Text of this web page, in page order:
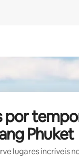
por
Phuket
lugares incríveis